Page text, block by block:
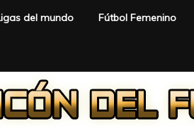
del mundo Fútbol Femenino